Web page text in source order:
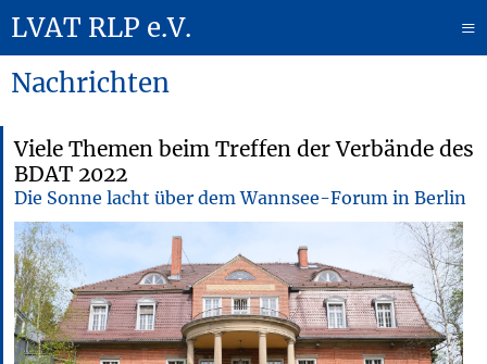
LVAT RLP e.V.
≡
Nachrichten
Viele Themen beim Treffen der Verbände des
BDAT 2022
Die Sonne lacht über dem Wannsee-Forum in Berlin